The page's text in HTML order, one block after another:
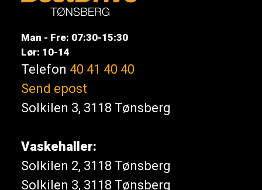
Man - Fre: 07:30-15:30
Lør: 10-14
Telefon 40 41 40 40
Send epost
Solkilen 3, 3118 Tønsberg
Vaskehaller:
Solkilen 2, 3118 Tønsberg
Solkilen 3, 3118 Tønsberg